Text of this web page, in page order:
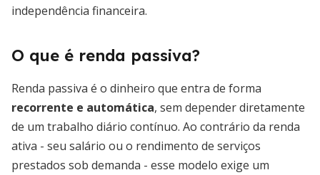
independência financeira.
O que é renda passiva?
Renda passiva é o dinheiro que entra de forma
recorrente e automática, sem depender diretamente
de um trabalho diário contínuo. Ao contrário da renda
ativa - seu salário ou o rendimento de serviços
prestados sob demanda - esse modelo exige um